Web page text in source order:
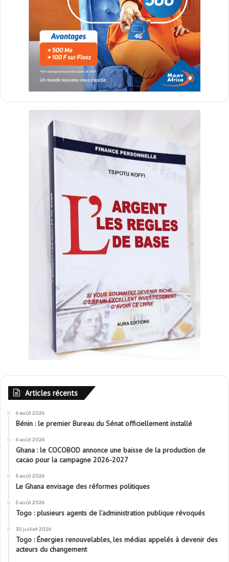
Articles récents
6 août 2026
Bénin : le premier Bureau du Sénat officiellement installé
6 août 2026
Ghana : le COCOBOD annonce une baisse de la production de
cacao pour la campagne 2026-2027
5 août 2026
Le Ghana envisage des réformes politiques
5 août 2026
Togo : plusieurs agents de l’administration publique révoqués
30 juillet 2026
Togo : Énergies renouvelables, les médias appelés à devenir des
acteurs du changement